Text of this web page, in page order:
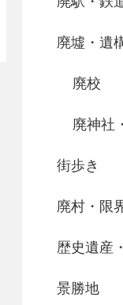
廃墟・遺
廃校
廃神社
街歩き
廃村・限
歴史遺産
景勝地